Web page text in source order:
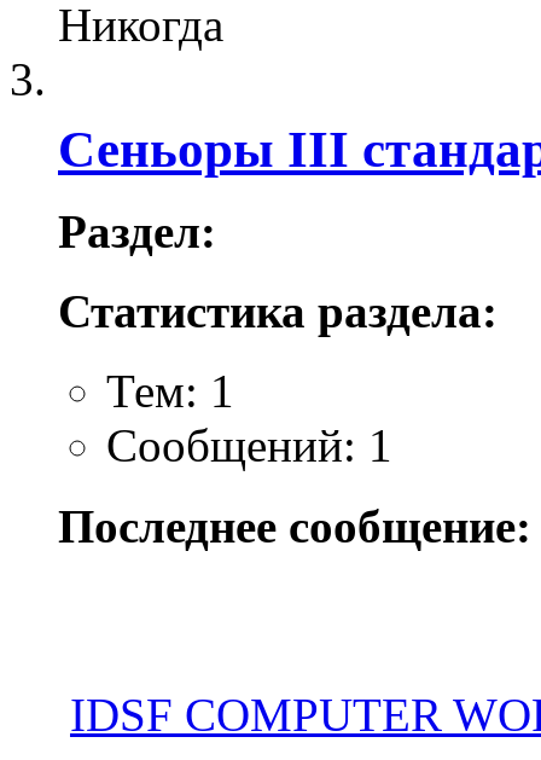
Никогда
Сеньоры III
Раздел:
Статистика раздела:
Тем: 1
Сообщений: 1
Последнее сообщение:
IDSF COMPUTER